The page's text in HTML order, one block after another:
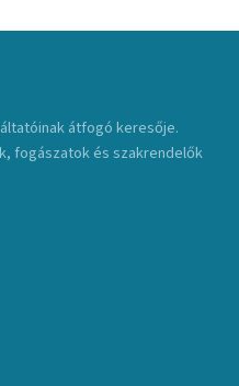
átfogó keresője.
fogászatok és szakrendelők